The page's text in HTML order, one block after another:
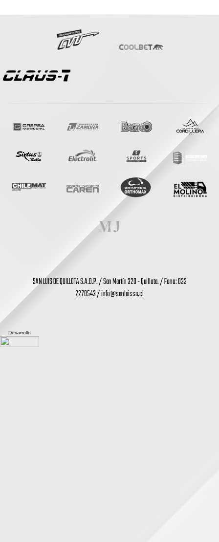
SAN LUIS DE QUILLOTA S.A.D.P. / San Martín 320 - Quillota. / Fono: 033
2270543 /info@sanluissa.cl
Desarrollo